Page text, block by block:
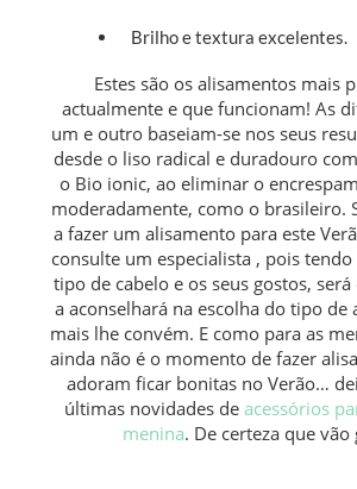
Brilho e textura excelentes.
Estes são os alisamentos mais
actualmente e que funcionam! As
um e outro baseiam-se nos seus
desde o liso radical e duradouro
o Bio ionic, ao eliminar o
moderadamente, como o brasileiro.
a fazer um alisamento para este
consulte um especialista , pois
tipo de cabelo e os seus gostos,
a aconselhará na escolha do tipo de
mais lhe convém. E como para as
ainda não é o momento de fazer
adoram ficar bonitas no Verão…
últimas novidades de acessórios
menina. De certeza que vão